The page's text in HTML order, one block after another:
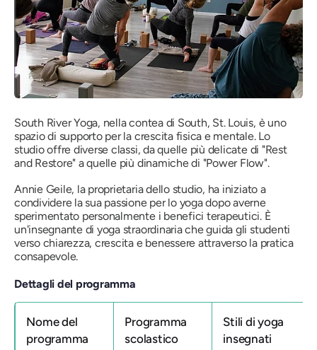
South River Yoga, nella contea di South, St. Louis, è uno
spazio di supporto per la crescita fisica e mentale. Lo
studio offre diverse classi, da quelle più delicate di "Rest
and Restore" a quelle più dinamichedi "Power Flow".
Annie Geile, la proprietaria dello studio, ha iniziato a
condividere la sua passione per lo yoga dopo averne
sperimentato personalmente i benefici terapeutici. È
un'insegnante di yoga straordinaria che guida gli studenti
verso chiarezza, crescita e benessere attraverso la pratica
consapevole.
Dettagli del programma
Nome del
programma
Programma
scolastico
Stili di yoga
insegnati